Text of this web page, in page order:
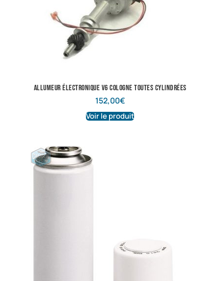
Allumeur électronique V6 cologne toutes cylindrées
152,00€
Voir le produit